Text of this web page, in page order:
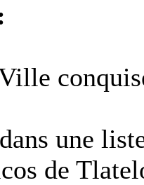
une
de